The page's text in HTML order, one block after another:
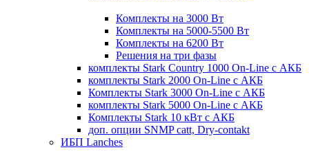
Комплекты на 3000 Вт
Комплекты на 5000-5500 Вт
Комплекты на 6200 Вт
Решения на три фазы
комплекты Stark Country 1000 On-Line с АКБ
комплекты Stark 2000 On-Line с АКБ
Комплекты Stark 3000 On-Line с АКБ
комплекты Stark 5000 On-Line с АКБ
Комплекты Stark 10 кВт с АКБ
доп. опции SNMP catt, Dry-contakt
ИБП Lanches